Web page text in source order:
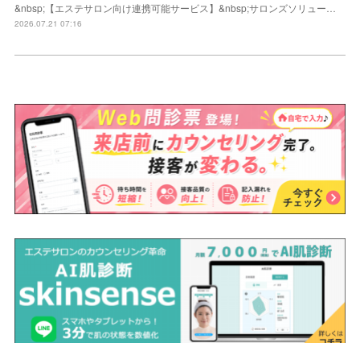
&nbsp;【エステサロン向け連携可能サービス】&nbsp;サロンズソリュー…
2026.07.21 07:16